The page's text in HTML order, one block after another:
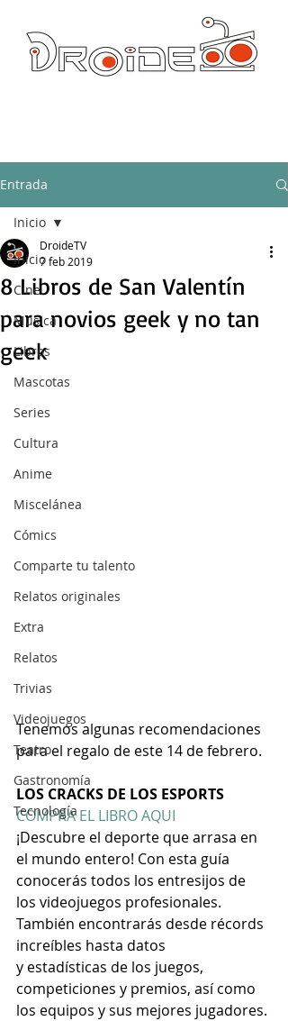
Entrada
Inicio
Cine
Música
Libros
Mascotas
Series
Cultura
Anime
Miscelánea
Cómics
Comparte tu talento
Relatos originales
Extra
Relatos
Trivias
Videojuegos
Teatro
Gastronomía
Tecnología
Inicio
8 Libros de San Valentín
para novios geek y no tan
geek
DroideTV
7 feb 2019
Tenemos algunas recomendaciones
para el regalo de este 14 de febrero.
LOS CRACKS DE LOS ESPORTS
COMPRA EL LIBRO AQUI
¡Descubre el deporte que arrasa en
el mundo entero! Con esta guía
conocerás todos los entresijos de
los videojuegos profesionales.
También encontrarás desde récords
increíbles hasta datos
y estadísticas de los juegos,
competiciones y premios, así como
los equipos y sus mejores jugadores.